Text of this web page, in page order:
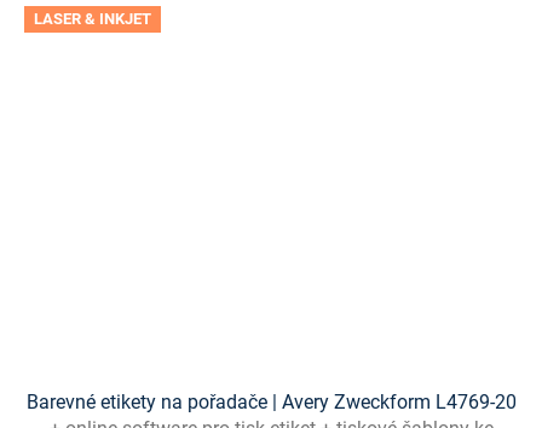
LASER & INKJET
Barevné etikety na pořadače | Avery Zweckform L4769-20